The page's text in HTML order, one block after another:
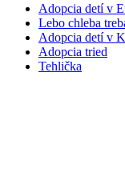
Adopcia detí v
Lebo chleba
Adopcia detí v
Adopcia tried
Tehlička